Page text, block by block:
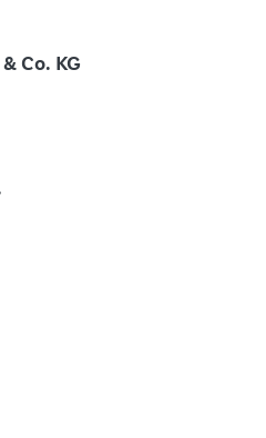
Co. KG